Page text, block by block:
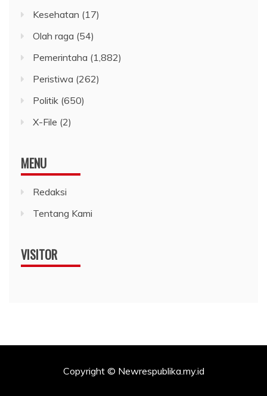
Kesehatan (17)
Olah raga (54)
Pemerintaha (1,882)
Peristiwa (262)
Politik (650)
X-File (2)
MENU
Redaksi
Tentang Kami
VISITOR
Copyright © Newrespublika.my.id